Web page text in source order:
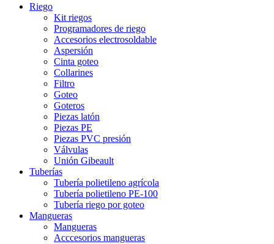
Riego
Kit riegos
Programadores de riego
Accesorios electrosoldable
Aspersión
Cinta goteo
Collarines
Filtro
Goteo
Goteros
Piezas latón
Piezas PE
Piezas PVC presión
Válvulas
Unión Gibeault
Tuberías
Tubería polietileno agrícola
Tubería polietileno PE-100
Tubería riego por goteo
Mangueras
Mangueras
Acccesorios mangueras